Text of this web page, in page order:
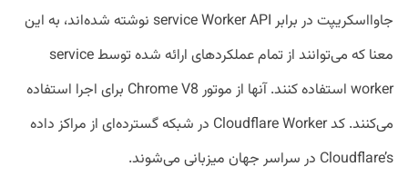
جاوااسکریپت در برابر service Worker API نوشته شده‌اند، به این
معنا که می‌توانند از تمام عملکردهای ارائه شده توسط service
worker استفاده کنند. آنها از موتور Chrome V8 برای اجرا استفاده
می‌کنند. کد Cloudflare Worker در شبکه گسترده‌ای از مراکز داده
Cloudflare’s در سراسر جهان میزبانی می‌شوند.